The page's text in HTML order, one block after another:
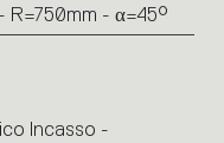
- α=45°
Incasso -